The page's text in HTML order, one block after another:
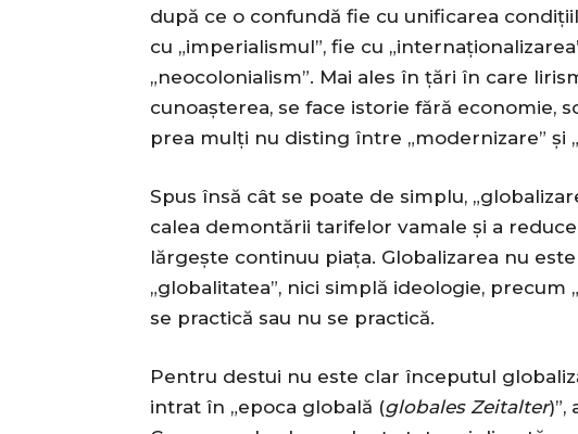
după ce o confundă fie cu unificarea
cu „imperialismul”, fie cu
„neocolonialism”. Mai ales în țări în care
cunoașterea, se face istorie fără economie,
prea mulți nu disting între „modernizare” și
Spus însă cât se poate de simplu,
calea demontării tarifelor vamale și a
lărgește continuu piața. Globalizarea nu
„globalitatea”, nici simplă ideologie, precum
se practică sau nu se practică.
Pentru destui nu este clar începutul
intrat în „epoca globală (globales Zeitalter)”,